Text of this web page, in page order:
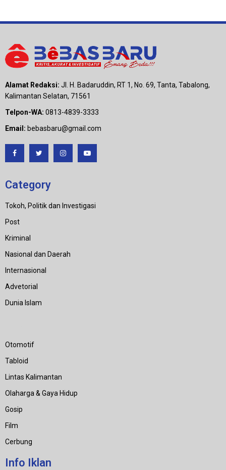
Alamat Redaksi: Jl. H. Badaruddin, RT 1, No. 69, Tanta, Tabalong,
Kalimantan Selatan, 71561
Telpon-WA: 0813-4839-3333
Email: bebasbaru@gmail.com
Category
Tokoh, Politik dan Investigasi
Post
Kriminal
Nasional dan Daerah
Internasional
Advetorial
Dunia Islam
Otomotif
Tabloid
Lintas Kalimantan
Olaharga & Gaya Hidup
Gosip
Film
Cerbung
Info Iklan